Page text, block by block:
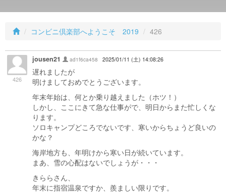
コンビニ倶楽部へようこそ 2019 426
426
jousen21 ad1f6ca458 2025/01/11 (土) 14:08:26
遅れましたが
明けましておめでとうございます。
年末年始は、何とか乗り越えました（ホツ！）
しかし、ここにきて急な仕事がで、明日からまた忙しくな
ります。
ソロキャンプどころでないです、寒いからちょうど良いの
かな？
海岸地方も、年明けから寒い日が続いています。
まあ、雪の心配はないでしょうが・・・
きららさん、
年末に指宿温泉ですか、羨ましい限りです。